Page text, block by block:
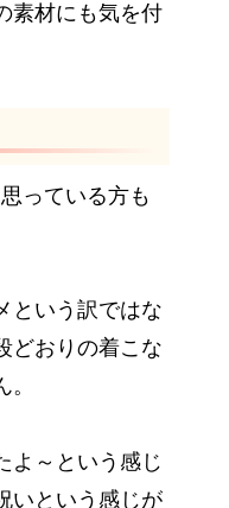
素材にも気を付
っている方も
という訳ではな
どおりの着こな
よ～という感じ
いという感じが